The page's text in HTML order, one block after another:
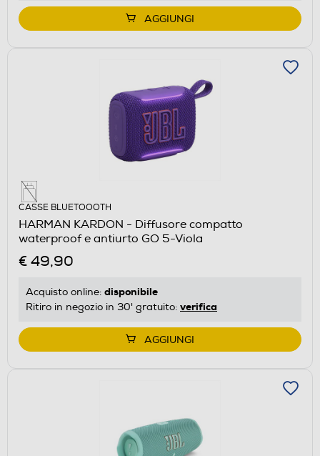
AGGIUNGI
CASSE BLUETOOOTH
HARMAN KARDON - Diffusore compatto
waterproof e antiurto GO 5-Viola
€ 49,90
Acquisto online: disponibile
Ritiro in negozio in 30' gratuito: verifica
AGGIUNGI